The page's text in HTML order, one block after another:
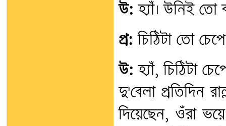
উ: হ্যাঁ। উনিই তো
প্র: চিঠিটা তো
উ: হ্যাঁ, চিঠিটা
দু'বেলা প্রতিদিন
দিয়েছেন, ওঁরা